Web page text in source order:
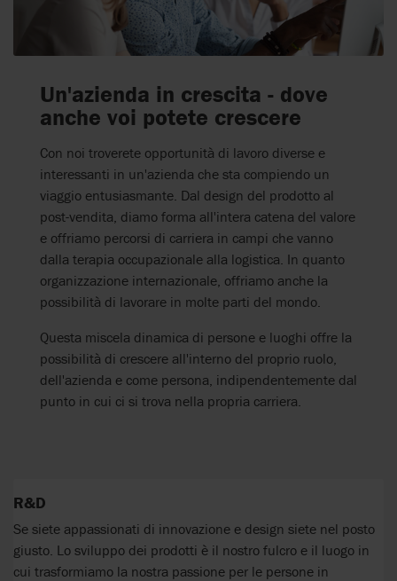
Un'azienda in crescita - dove
anche voi potete crescere
Con noi troverete opportunità di lavoro diverse e
interessanti in un'azienda che sta compiendo un
viaggio entusiasmante. Dal design del prodotto al
post-vendita, diamo forma all'intera catena del valore
e offriamo percorsi di carriera in campi che vanno
dalla terapia occupazionale alla logistica. In quanto
organizzazione internazionale, offriamo anche la
possibilità di lavorare in molte parti del mondo.
Questa miscela dinamica di persone e luoghi offre la
possibilità di crescere all'interno del proprio ruolo,
dell'azienda e come persona, indipendentemente dal
punto in cui ci si trova nella propria carriera.
R&D
Se siete appassionati di innovazione e design siete nel posto
giusto. Lo sviluppo dei prodotti è il nostro fulcro e il luogo in
cui trasformiamo la nostra passione per le persone in